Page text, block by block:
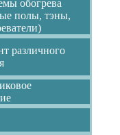
обогрева
полы, тэны,
различного